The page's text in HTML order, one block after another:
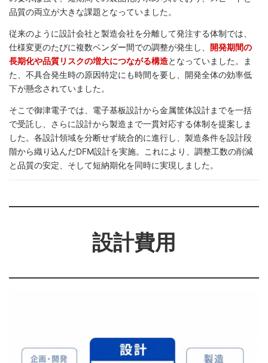
品質の両立が大きな課題となっていました。
従来のように設計会社と製造会社を分離して発注する体制では、
仕様変更のたびに複数ベンダー間での調整が発生し、 開発期間の
長期化や品質リスクの増大につながる構造となっていました。ま
た、不具合発生時の原因特定にも時間を要し、開発全体の効率低
下が懸念されていました。
そこで御津電子では、電子基板設計から金属筐体設計までを一括
で受託し、さらに設計から製造まで一貫対応する体制を提案しま
した。各設計領域を分断せず統合的に進行し、製造条件を設計段
階から織り込んだDFM設計を実施。これにより、調整工数の削減
と品質の安定、そして短納期化を同時に実現しました。
設計費用